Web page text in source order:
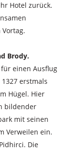
Hotel zurück.
Brody.
einen Ausflug
1327 erstmals
Hügel. Hier
bildender
mit seinen
Verweilen ein.
Die